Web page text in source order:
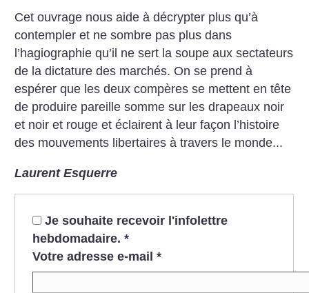
Cet ouvrage nous aide à décrypter plus qu’à
contempler et ne sombre pas plus dans
l’hagiographie qu’il ne sert la soupe aux sectateurs
de la dictature des marchés. On se prend à
espérer que les deux compères se mettent en tête
de produire pareille somme sur les drapeaux noir
et noir et rouge et éclairent à leur façon l’histoire
des mouvements libertaires à travers le monde...
Laurent Esquerre
Je souhaite recevoir l'infolettre
hebdomadaire. *
Votre adresse e-mail *